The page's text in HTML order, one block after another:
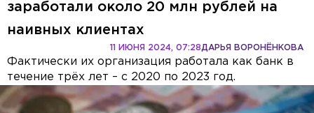
заработали около 20 млн рублей на
наивных клиентах
ДАРЬЯ ВОРОНЁНКОВА
11 ИЮНЯ 2024, 07:28
Фактически их организация работала как банк в
течение трёх лет – с 2020 по 2023 год.